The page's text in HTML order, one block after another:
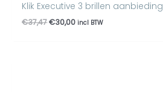
Klik Executive 3 brillen aanbieding
€37,47€30,00 incl BTW